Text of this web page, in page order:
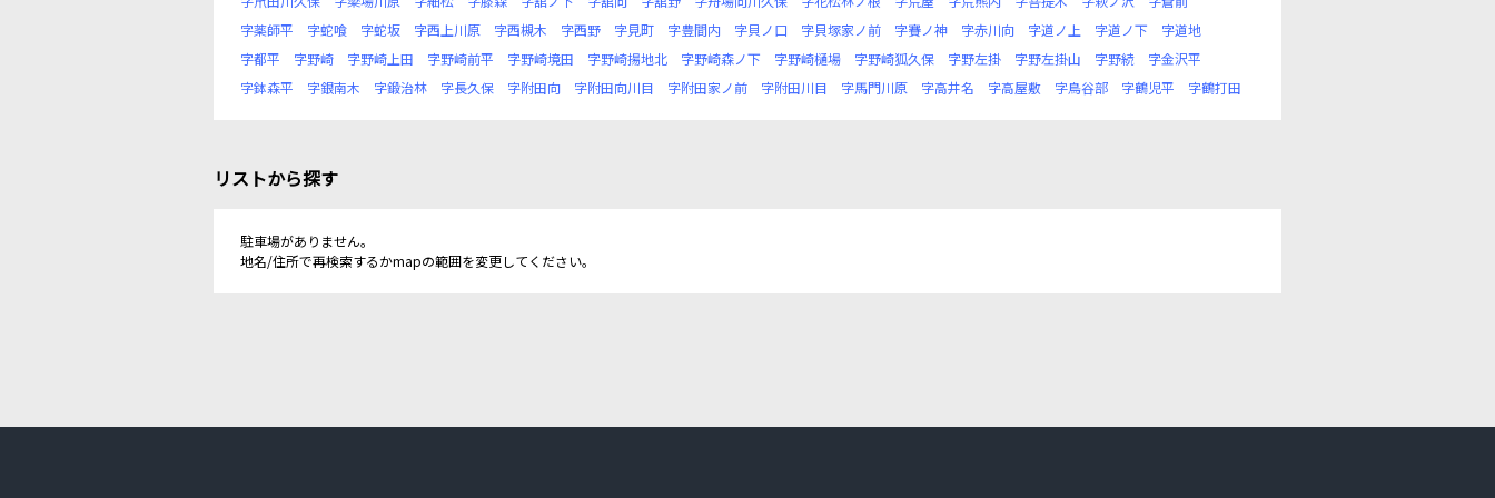
字薬師平
字蛇喰 字蛇坂 字西上川原 字西槻木 字西野 字見町 字豊間内 字貝ノ口 字貝塚家ノ前 字賽ノ神 字赤川向 字道ノ上 字道ノ下
字道地
字都平
字野崎 字野崎上田 字野崎前平 字野崎境田 字野崎揚地北 字野崎森ノ下 字野崎樋場 字野崎狐久保 字野左掛 字野左掛山 字野続
字金沢平
字鉢森平
字銀南木 字鍛治林 字長久保 字附田向 字附田向川目 字附田家ノ前 字附田川目 字馬門川原 字高井名 字高屋敷 字鳥谷部 字鶴児平 字鶴打田
リストから探す
駐車場がありません。
地名/住所で再検索するかmapの範囲を変更してください。